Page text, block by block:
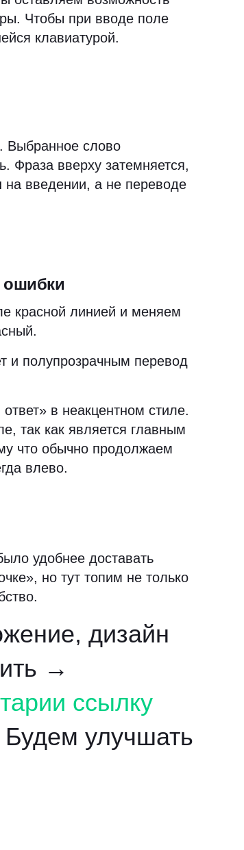
Чтобы при вводе поле
клавиатурой.
Выбранное слово
Фраза вверху затемняется,
на введении, а не переводе
ошибки
красной линией и меняем
и полупрозрачным перевод
в неакцентном стиле.
так как является главным
что обычно продолжаем
влево.
удобнее доставать
но тут топим не только
дизайн
→
ссылку
Будем улучшать